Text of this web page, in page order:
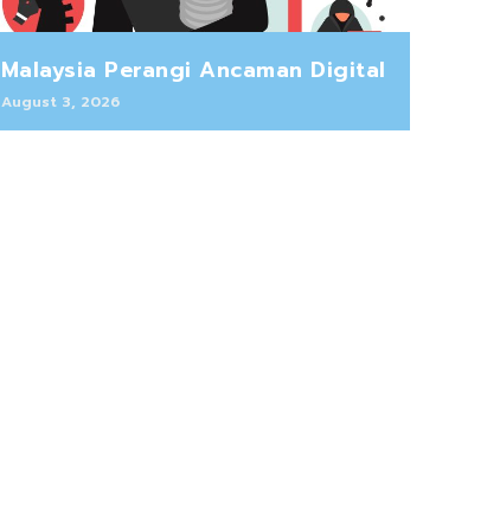
Malaysia Perangi Ancaman Digital
August 3, 2026